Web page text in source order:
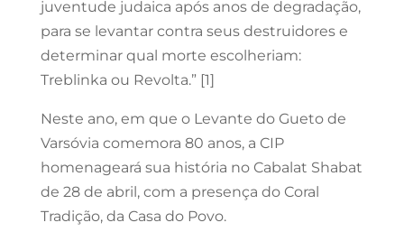
juventude judaica após anos de degradação,
para se levantar contra seus destruidores e
determinar qual morte escolheriam:
Treblinka ou Revolta.” [1]
Neste ano, em que o Levante do Gueto de
Varsóvia comemora 80 anos, a CIP
homenageará sua história no Cabalat Shabat
de 28 de abril, com a presença do Coral
Tradição, da Casa do Povo.